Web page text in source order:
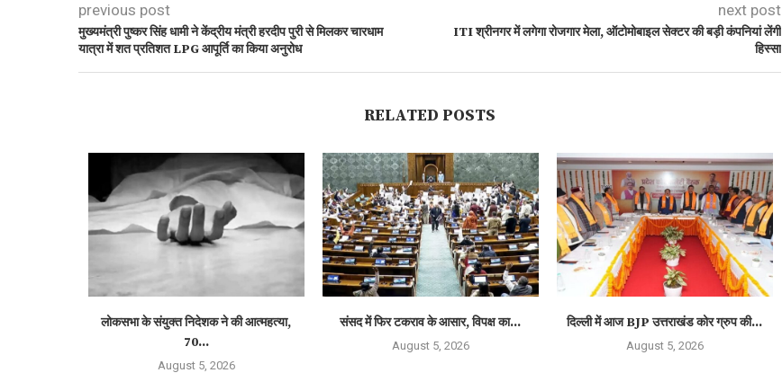
previous post
मुख्यमंत्री पुष्कर सिंह धामी ने केंद्रीय मंत्री हरदीप पुरी से मिलकर चारधाम
यात्रा में शत प्रतिशत LPG आपूर्ति का किया अनुरोध
next post
ITI श्रीनगर में लगेगा रोजगार मेला, ऑटोमोबाइल सेक्टर की बड़ी कंपनियां लेंगी
हिस्सा
RELATED POSTS
लोकसभा के संयुक्त निदेशक ने की आत्महत्या,
70...
August 5, 2026
संसद में फिर टकराव के आसार, विपक्ष का...
August 5, 2026
दिल्ली में आज BJP उत्तराखंड कोर ग्रुप की...
August 5, 2026